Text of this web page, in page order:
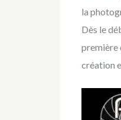
la
Dès le
première
création